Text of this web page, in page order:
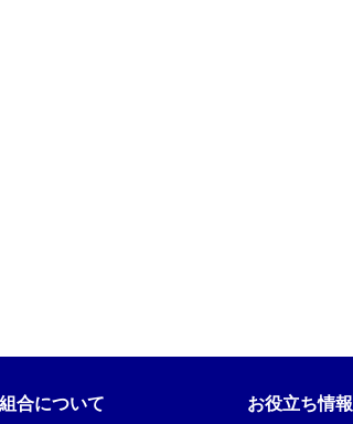
合について お役立ち情報